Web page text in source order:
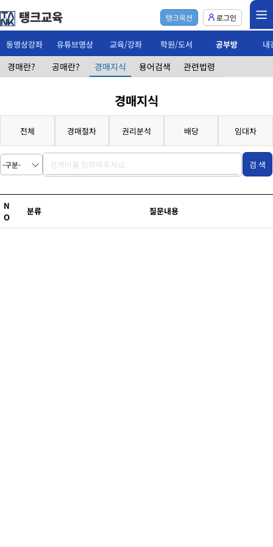
탱크교육 탱크옥션 로그인
동영상강좌 유튜브영상 교육/강좌 학원/도서 공부방 내
경매란? 공매란? 경매지식 용어검색 관련법령
경매지식
전체 경매절차 권리분석 배당 임대차
검 색
N
O
분류 질문내용